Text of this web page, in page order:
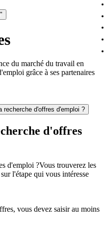
du marché du travail en
grâce à ses partenaires
recherche d'offres d'emploi ?
d'offres
d'emploi ?Vous trouverez les
l'étape qui vous intéresse
vous devez saisir au moins